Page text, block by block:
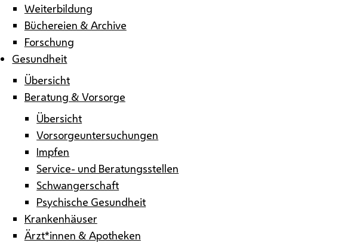
Weiterbildung
Büchereien & Archive
Forschung
Gesundheit
Übersicht
Beratung & Vorsorge
Übersicht
Vorsorgeuntersuchungen
Impfen
Service- und Beratungsstellen
Schwangerschaft
Psychische Gesundheit
Krankenhäuser
Ärzt*innen & Apotheken